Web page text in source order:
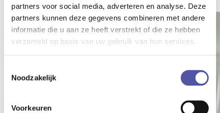
partners voor social media, adverteren en analyse. Deze
partners kunnen deze gegevens combineren met andere
informatie die u aan ze heeft verstrekt of die ze hebben
verzameld op basis van uw gebruik van hun services.
Noodzakelijk
Voorkeuren